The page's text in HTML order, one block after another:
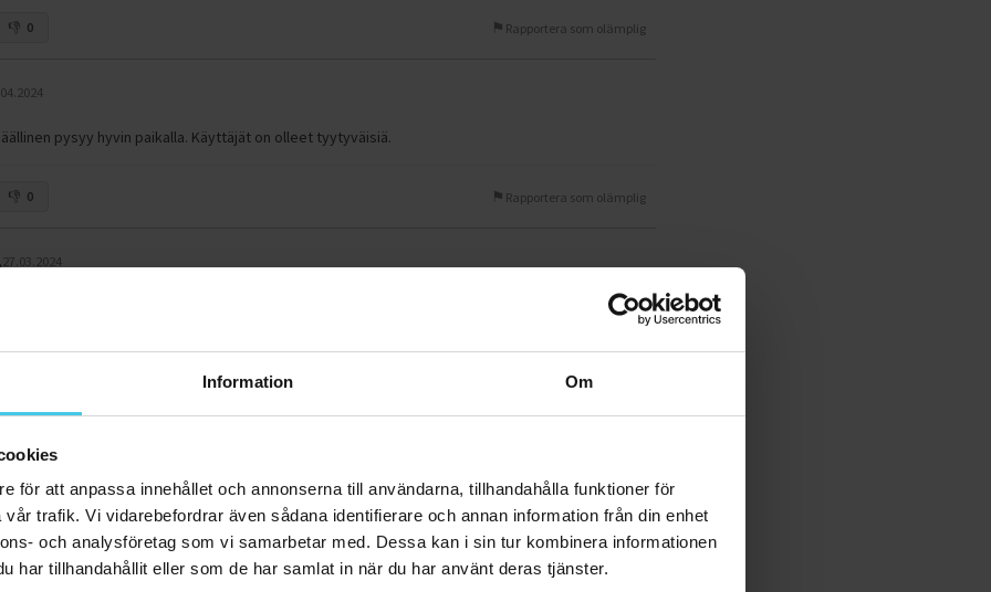
Information Om
för att anpassa innehållet och annonserna till användarna, tillhandahålla funktioner för
trafik. Vi vidarebefordrar även sådana identifierare och annan information från din enhet
och analysföretag som vi samarbetar med. Dessa kan i sin tur kombinera informationen
har tillhandahållit eller som de har samlat in när du har använt deras tjänster.
0 Rapportera som olämplig
pysyy hyvin paikalla. Käyttäjät on olleet tyytyväisiä.
0 Rapportera som olämplig
27.03.2024
Rapportera som olämplig
lantionnostoissa, ja siihen oikein hyvä. Liukas materiaali liukuu hyvin vaatteita vasten, ja tarra on
poispäin.
0 Rapportera som olämplig